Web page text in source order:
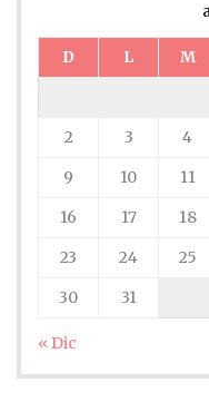
D L M
2
3 4
9
10 11
16
17 18
23
24 25
30
31
« Dic